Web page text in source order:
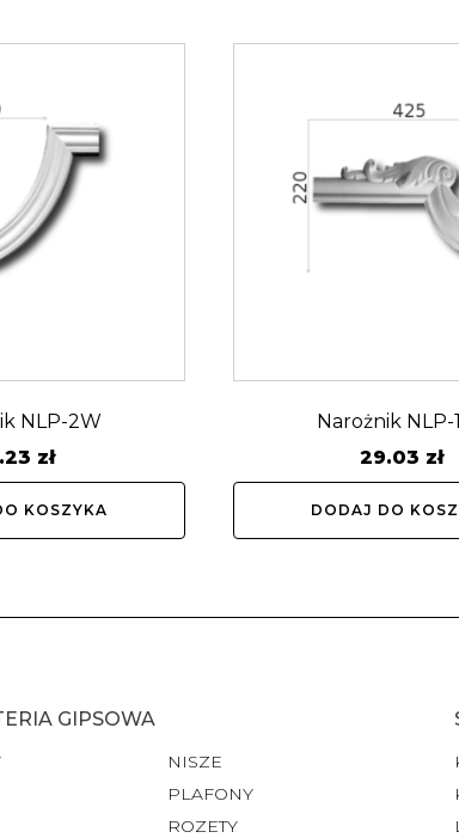
NLP-2W
zł
KOSZYKA
Narożnik NLP-
29.03 zł
DODAJ DO
GIPSOWA
NISZE
PLAFONY
ROZETY